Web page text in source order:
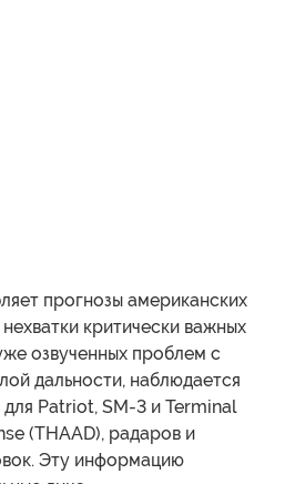
прогнозы американских
критически важных
озвученных проблем с
дальности, наблюдается
для Patriot, SM-3 и Terminal
(THAAD), радаров и
Эту информацию